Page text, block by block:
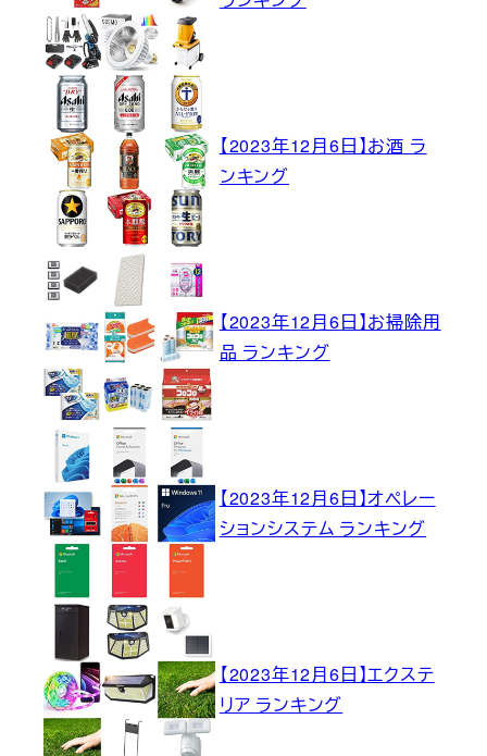
【2023年12月6日】お酒 ラ
ンキング
【2023年12月6日】お掃除用
品 ランキング
【2023年12月6日】オペレー
ションシステム ランキング
【2023年12月6日】エクステ
リア ランキング